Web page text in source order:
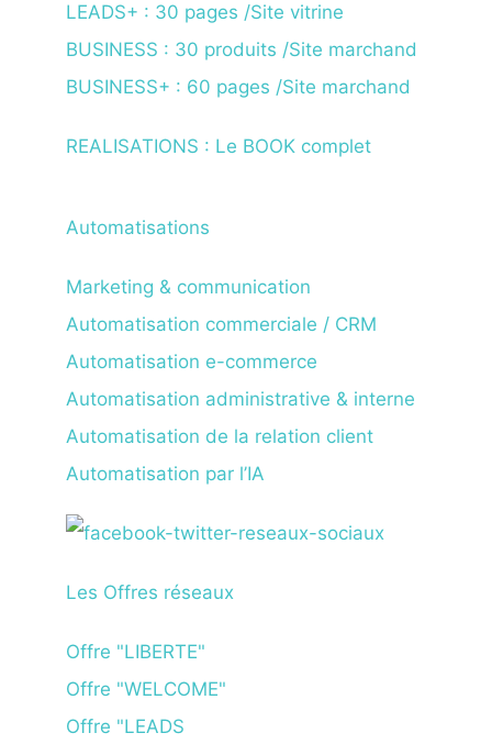
LEADS+ : 30 pages /Site vitrine
BUSINESS : 30 produits /Site marchand
BUSINESS+ : 60 pages /Site marchand
REALISATIONS : Le BOOK complet
Automatisations
Marketing & communication
Automatisation commerciale / CRM
Automatisation e-commerce
Automatisation administrative & interne
Automatisation de la relation client
Automatisation par l’IA
Les Offres réseaux
Offre "LIBERTE"
Offre "WELCOME"
Offre "LEADS